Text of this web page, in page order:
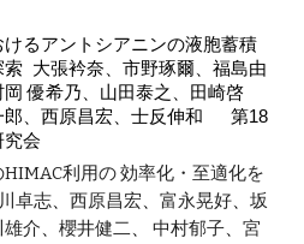
るアントシアニンの液胞蓄積
索 大張衿奈、市野琢爾、福島由
優希乃、山田泰之、田崎啓
郎、西原昌宏、士反伸和 第18
究会
利用の 効率化・至適化を
卓志 、西原昌宏 、富永晃好 、坂
雄介 、櫻井健二 中村郁子 、宮